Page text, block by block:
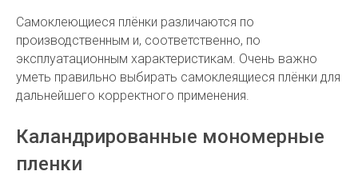
Самоклеющиеся плёнки различаются по
производственным и, соответственно, по
эксплуатационным характеристикам. Очень важно
уметь правильно выбирать самоклеящиеся плёнки для
дальнейшего корректного применения.
Каландрированные мономерные
пленки